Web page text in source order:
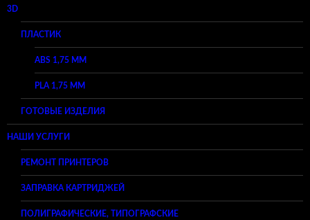
3D
ПЛАСТИК
ABS 1,75 ММ
PLA 1,75 ММ
ГОТОВЫЕ ИЗДЕЛИЯ
НАШИ УСЛУГИ
РЕМОНТ ПРИНТЕРОВ
ЗАПРАВКА КАРТРИДЖЕЙ
ПОЛИГРАФИЧЕСКИЕ, ТИПОГРАФСКИЕ